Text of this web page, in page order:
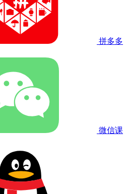
拼多多
微信课